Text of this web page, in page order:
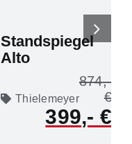
Standspiegel
Alto
Thielemeyer
874
399